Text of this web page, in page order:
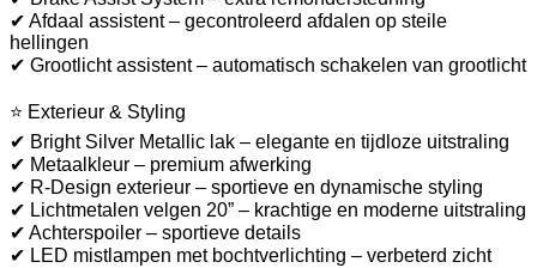
✔ Afdaal assistent – gecontroleerd afdalen op steile
hellingen
✔ Grootlicht assistent – automatisch schakelen van grootlicht
⭐ Exterieur & Styling
✔ Bright Silver Metallic lak – elegante en tijdloze uitstraling
✔ Metaalkleur – premium afwerking
✔ R-Design exterieur – sportieve en dynamische styling
✔ Lichtmetalen velgen 20” – krachtige en moderne uitstraling
✔ Achterspoiler – sportieve details
✔ LED mistlampen met bochtverlichting – verbeterd zicht